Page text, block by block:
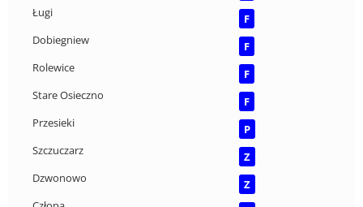
Ługi
F
Dobiegniew
F
Rolewice
F
Stare Osieczno
F
Przesieki
P
Szczuczarz
Z
Dzwonowo
Z